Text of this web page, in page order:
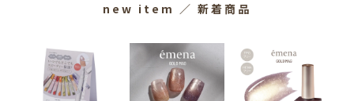
new item ／ 新着商品